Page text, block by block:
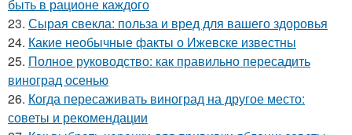
быть в рационе каждого
23. Сырая свекла: польза и вред для вашего здоровья
24. Какие необычные факты о Ижевске известны
25. Полное руководство: как правильно пересадить
виноград осенью
26. Когда пересаживать виноград на другое место:
советы и рекомендации